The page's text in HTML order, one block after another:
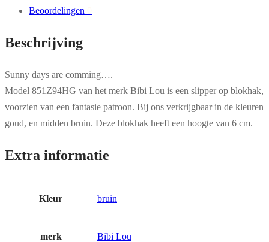
Beoordelingen
Beschrijving
Sunny days are comming….
Model 851Z94HG van het merk Bibi Lou is een slipper op blokhak,
voorzien van een fantasie patroon. Bij ons verkrijgbaar in de kleuren
goud, en midden bruin. Deze blokhak heeft een hoogte van 6 cm.
Extra informatie
Kleur bruin
merk Bibi Lou